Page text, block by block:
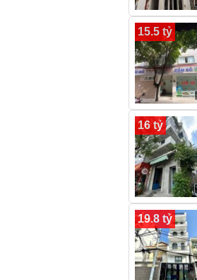
15.5 tỷ
16 tỷ
19.8 tỷ